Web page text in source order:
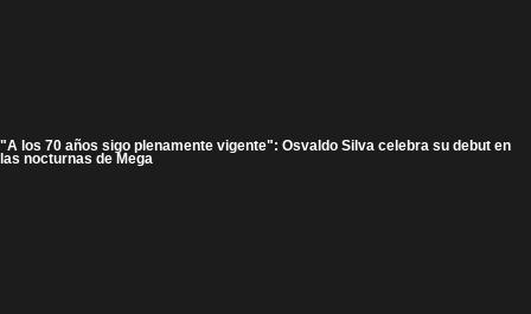
"A los 70 años sigo plenamente vigente": Osvaldo Silva celebra su debut en
las nocturnas de Mega